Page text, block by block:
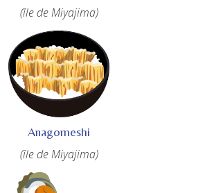
(île de Miyajima)
Anagomeshi
(île de Miyajima)